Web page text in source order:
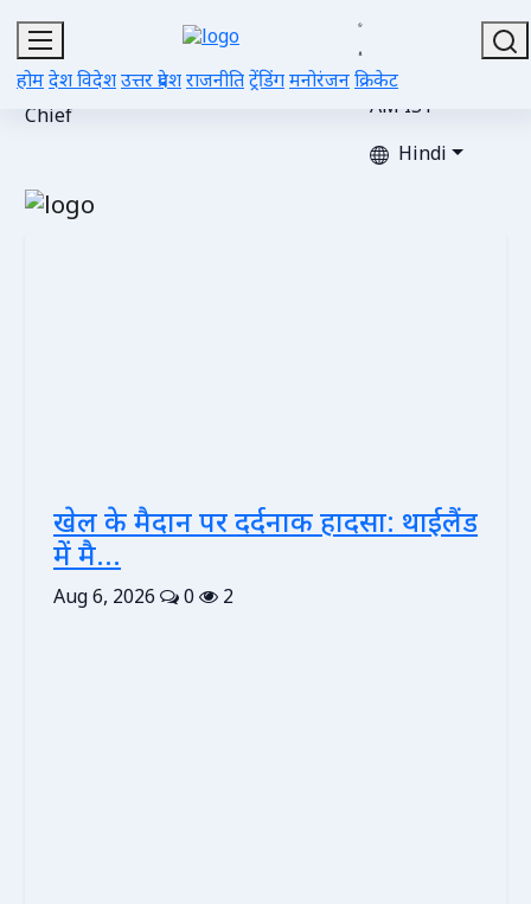
Editor-
in-
Chief
with Us
Contacts
Updated 04:28
AM IST
Hindi
खेल के मैदान पर दर्दनाक हादसा: थाईलैंड
में मै...
Aug 6, 2026 0 2
होमदेश विदेशउत्तर प्रदेशराजनीतिट्रेंडिंगमनोरंजनक्रिकेट